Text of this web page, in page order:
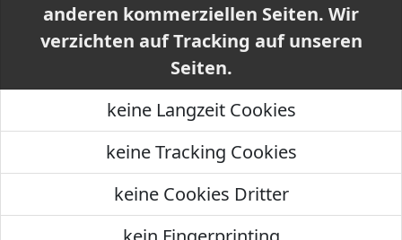
anderen kommerziellen Seiten. Wir
verzichten auf Tracking auf unseren
Seiten.
keine Langzeit Cookies
keine Tracking Cookies
keine Cookies Dritter